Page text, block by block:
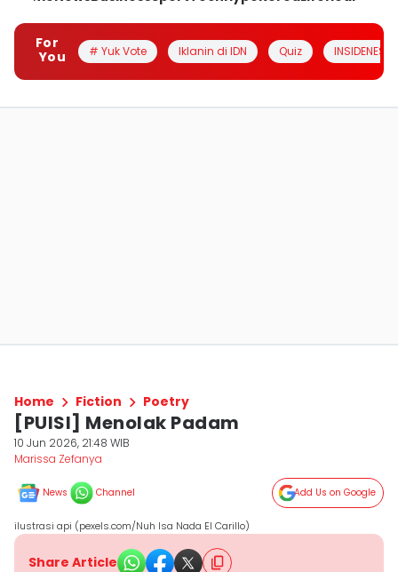
For
You
# Yuk Vote Iklanin di IDN Quiz INSIDENESIA
Home Fiction Poetry
[PUISI] Menolak Padam
10 Jun 2026, 21:48 WIB
Marissa Zefanya
News Channel Add Us on Google
ilustrasi api (pexels.com/Nuh Isa Nada El Carillo)
Share Article